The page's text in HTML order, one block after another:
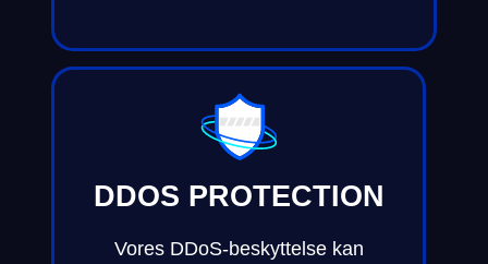
DDOS PROTECTION
Vores DDoS-beskyttelse kan